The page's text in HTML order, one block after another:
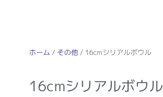
ホーム / その他/ 16cmシリアルボウル
16cmシリアルボウル